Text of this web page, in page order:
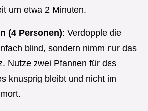
um etwa 2 Minuten.
(4 Personen): Verdopple die
blind, sondern nimm nur das
Nutze zwei Pfannen für das
knusprig bleibt und nicht im